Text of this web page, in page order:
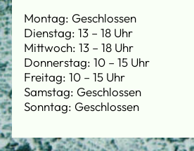
Montag: Geschlossen
Dienstag: 13 – 18 Uhr
Mittwoch: 13 – 18 Uhr
Donnerstag: 10 – 15 Uhr
Freitag: 10 – 15 Uhr
Samstag: Geschlossen
Sonntag: Geschlossen